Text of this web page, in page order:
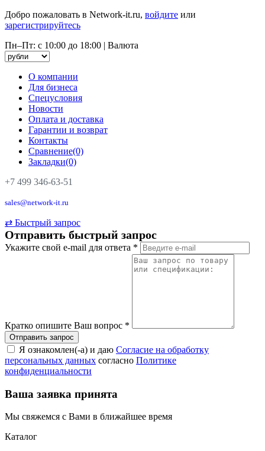
Добро пожаловать в Network-it.ru, войдите или
зарегистрируйтесь
Пн–Пт: с 10:00 до 18:00 | Валюта
О компании
Для бизнеса
Спецусловия
Новости
Оплата и доставка
Гарантии и возврат
Контакты
Сравнение(0)
Закладки(0)
+7 499 346-63-51
sales@network-it.ru
⇄ Быстрый запрос
Отправить быстрый запрос
Укажите свой e-mail для ответа *
Кратко опишите Ваш вопрос *
Я ознакомлен(-а) и даю Согласие на обработку
персональных данных согласно Политике
конфиденциальности
Ваша заявка принята
Мы свяжемся с Вами в ближайшее время
Каталог